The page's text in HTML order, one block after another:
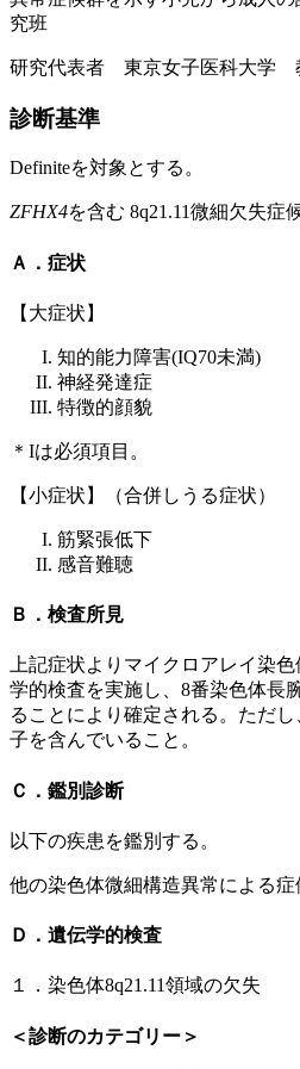
究班
研究代表者 東京女子医科大学
診断基準
Definiteを対象とする。
ZFHX4を含む 8q21.11微細欠失症
Ａ．症状
【大症状】
知的能力障害(IQ70未満)
神経発達症
特徴的顔貌
＊Iは必須項目。
【小症状】（合併しうる症状）
筋緊張低下
感音難聴
Ｂ．検査所見
上記症状よりマイクロアレイ染
学的検査を実施し、8番染色体長
ることにより確定される。ただし
子を含んでいること。
Ｃ．鑑別診断
以下の疾患を鑑別する。
他の染色体微細構造異常による症
Ｄ．遺伝学的検査
１．染色体8q21.11領域の欠失
＜診断のカテゴリー＞